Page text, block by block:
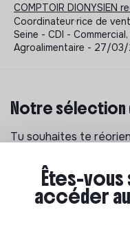
COMPTOIR DIONYSIEN
Coordinateur·rice de
Seine - CDI -
Agroalimentaire - 27/
Notre sélection
Tu souhaites te
sélection de
écologique et solidaire !
Êtes-
accéder